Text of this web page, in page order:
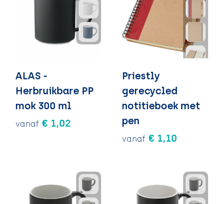
ALAS -
Herbruikbare PP
mok 300 ml
vanaf € 1,02
Priestly
gerecycled
notitieboek met
pen
vanaf € 1,10